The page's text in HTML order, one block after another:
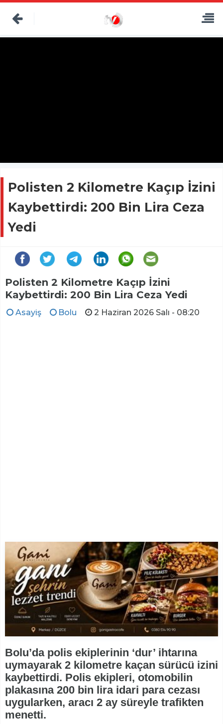
Polisten 2 Kilometre Kaçıp İzini
Kaybettirdi: 200 Bin Lira Ceza
Yedi
Polisten 2 Kilometre Kaçıp İzini
Kaybettirdi: 200 Bin Lira Ceza Yedi
Asayiş Bolu 2 Haziran 2026 Salı - 08:20
Bolu’da polis ekiplerinin ‘dur’ ihtarına
uymayarak 2 kilometre kaçan sürücü izini
kaybettirdi. Polis ekipleri, otomobilin
plakasına 200 bin lira idari para cezası
uygularken, aracı 2 ay süreyle trafikten
menetti.